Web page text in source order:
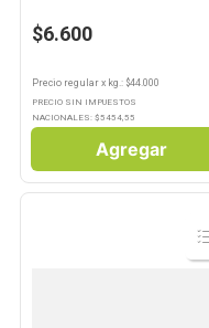
$6.600
Precio regular x kg. : $44.000
PRECIO SIN IMPUESTOS
NACIONALES: $5454,55
Agregar